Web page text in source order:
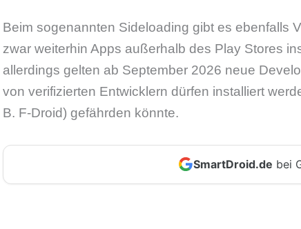
Beim sogenannten Sideloading gibt es ebenfalls
zwar weiterhin Apps außerhalb des Play Stores
allerdings gelten ab September 2026 neue
von verifizierten Entwicklern dürfen installiert
B. F-Droid) gefährden könnte.
SmartDroid.de bei